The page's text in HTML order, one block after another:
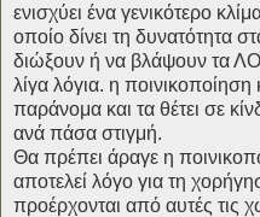
ενισχύει ένα γενικότερο
οποίο δίνει τη δυνατότητα
διώξουν ή να βλάψουν τα
λίγα λόγια. η
παράνομα και τα θέτει σε
ανά πάσα στιγμή.
Θα πρέπει άραγε η
αποτελεί λόγο για τη
προέρχονται από αυτές τις